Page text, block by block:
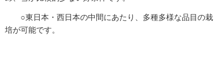
○東日本・西日本の中間にあたり、多種多様な品目の栽
培が可能です。